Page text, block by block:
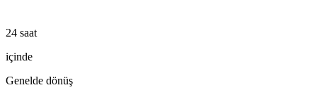
24 saat
içinde
Genelde dönüş